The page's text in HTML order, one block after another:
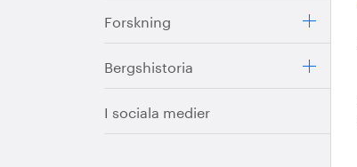
Forskning
Bergshistoria
I sociala medier